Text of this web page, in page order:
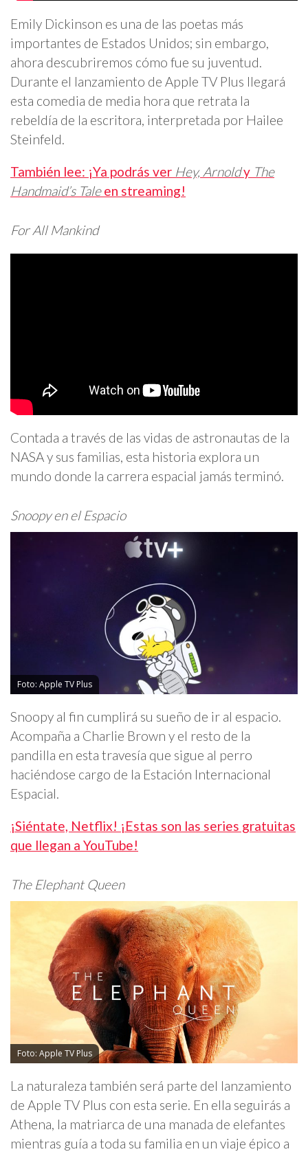
Emily Dickinson es una de las poetas más
importantes de Estados Unidos; sin embargo,
ahora descubriremos cómo fue su juventud.
Durante el lanzamiento de Apple TV Plus llegará
esta comedia de media hora que retrata la
rebeldía de la escritora, interpretada por Hailee
Steinfeld.
También lee: ¡Ya podrás ver Hey, Arnoldy The
Handmaid’s Taleen streaming!
For All Mankind
Contada a través de las vidas de astronautas de la
NASA y sus familias, esta historia explora un
mundo donde la carrera espacial jamás terminó.
Snoopy en el Espacio
Foto: Apple TV Plus
Snoopy al fin cumplirá su sueño de ir al espacio.
Acompaña a Charlie Brown y el resto de la
pandilla en esta travesía que sigue al perro
haciéndose cargo de la Estación Internacional
Espacial.
¡Siéntate, Netflix! ¡Estas son las series gratuitas
que llegan a YouTube!
The Elephant Queen
Foto: Apple TV Plus
La naturaleza también será parte del lanzamiento
de Apple TV Plus con esta serie. En ella seguirás a
Athena, la matriarca de una manada de elefantes
mientras guía a toda su familia en un viaje épico a